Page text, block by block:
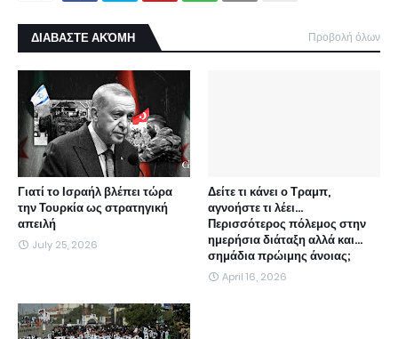
ΔΙΑΒΑΣΤΕ ΑΚΌΜΗ Προβολή όλων
Γιατί το Ισραήλ βλέπει τώρα
την Τουρκία ως στρατηγική
απειλή
July 25, 2026
Δείτε τι κάνει ο Τραμπ,
αγνοήστε τι λέει...
Περισσότερος πόλεμος στην
ημερήσια διάταξη αλλά και...
σημάδια πρώιμης άνοιας;
April 16, 2026